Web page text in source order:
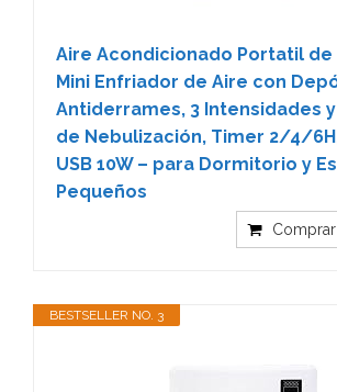
Aire Acondicionado Portatil de
Mini Enfriador de Aire con
Antiderrames, 3 Intensidades y
de Nebulización, Timer 2/4/6H,
USB 10W – para Dormitorio y
Pequeños
BESTSELLER NO. 3